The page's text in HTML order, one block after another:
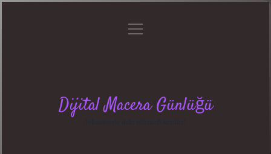
menüyü
Dijital Macera Günlüğü